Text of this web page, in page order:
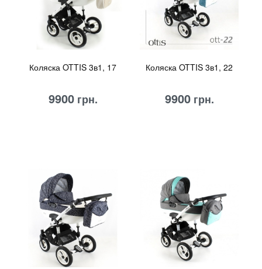
Коляска OTTIS 3в1, 17
9900грн.
Коляска OTTIS 3в1, 22
9900грн.